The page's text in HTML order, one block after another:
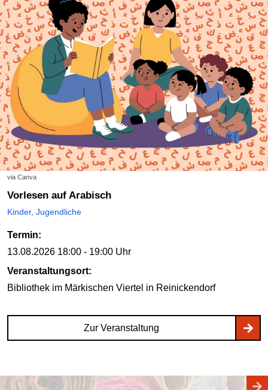
via Canva
Vorlesen auf Arabisch
Kinder, Jugendliche
Termin:
13.08.2026 18:00 - 19:00 Uhr
Veranstaltungsort:
Bibliothek im Märkischen Viertel in Reinickendorf
Zur Veranstaltung